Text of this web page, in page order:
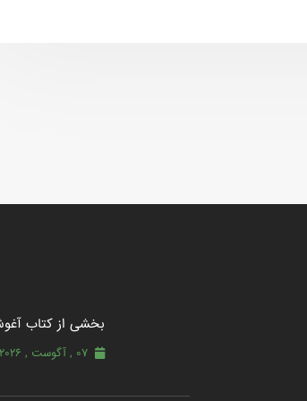
بخشی از کتاب
07 , آگوست , 2026